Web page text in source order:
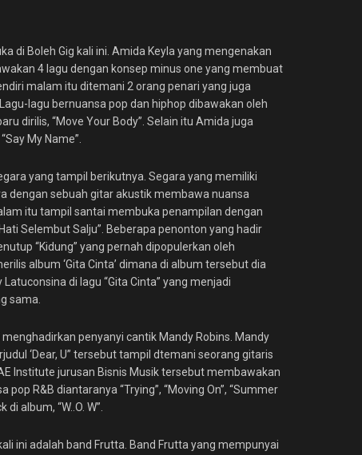
di Boleh Gig kali ini. Amida Keyla yang mengenakan
4 lagu dengan konsep minus one yang membuat
malam itu ditemani 2 orang penari yang juga
lagu bernuansa pop dan hiphop dibawakan oleh
dirilis, “Move Your Body”. Selain itu Amida juga
My Name”.
yang tampil berikutnya. Segara yang memiliki
dengan sebuah gitar akustik membawa nuansa
itu tampil santai membuka penampilan dengan
Selembut Salju”. Beberapa penonton yang hadir
“Kidung” yang pernah dipopulerkan oleh
album ‘Gita Cinta’ dimana di album tersebut dia
di lagu “Gita Cinta” yang menjadi
sama.
penyanyi cantik Mandy Robins. Mandy
‘Dear, U” tersebut tampil dtemani seorang gitaris
Institute jurusan Bisnis Musik tersebut membawakan
R&B diantaranya “Trying”, “Moving On”, “Summer
album, “W..O. W”.
ini adalah band Frutta. Band Frutta yang mempunyai